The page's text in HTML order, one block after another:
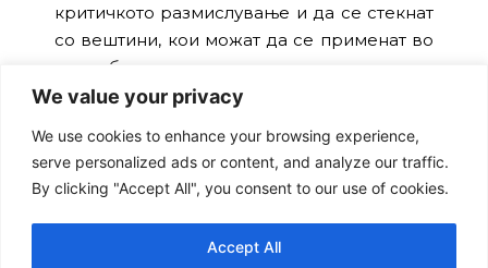
We value your privacy
We use cookies to enhance your browsing experience,
serve personalized ads or content, and analyze our traffic.
By clicking "Accept All", you consent to our use of cookies.
Accept All
критичкото размислување и да се стекнат
со вештини, кои можат да се применат во
сите области на животот.
Програмата UPSHIFT ја реализира
Здружението Лидери за едукација,
активизам и развој (LEAD) во рамки на
проектот „UPSHIFT-ers for air quality“
спроведуван од УНИЦЕФ со финансиска
поддршка од Шведска и Фондот за